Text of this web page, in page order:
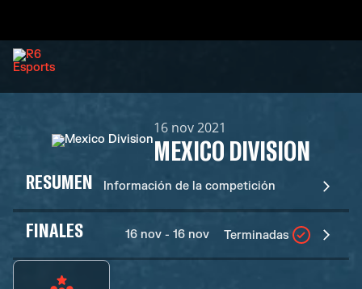
16 nov 2021
MEXICO DIVISION
RESUMEN Información de la competición
FINALES 16 nov - 16 nov Terminadas